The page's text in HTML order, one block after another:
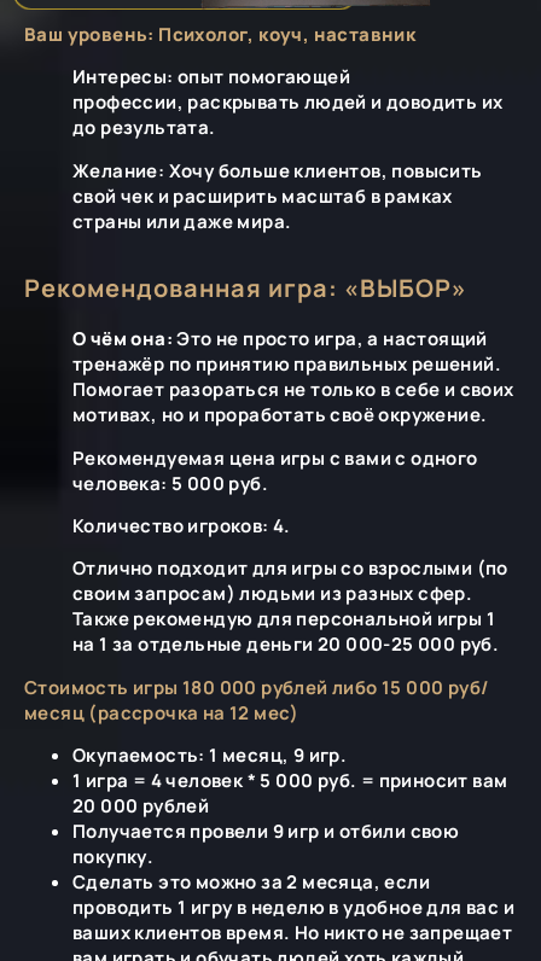
Ваш уровень: Психолог, коуч, наставник
Интересы: опыт помогающей
профессии, раскрывать людей и доводить их
до результата.
Желание: Хочу больше клиентов, повысить
свой чек и расширить масштаб в рамках
страны или даже мира.
Рекомендованная игра: «ВЫБОР»
О чём она:Это не просто игра, а настоящий
тренажёр по принятию правильных решений.
Помогает разораться не только в себе и своих
мотивах, но и проработать своё окружение.
Рекомендуемая цена игры с вами с одного
человека: 5 000 руб.
Количество игроков: 4.
Отлично подходит для игры со взрослыми (по
своим запросам) людьми из разных сфер.
Также рекомендую для персональной игры 1
на 1 за отдельные деньги 20 000-25 000 руб.
Стоимость игры 180 000 рублей либо 15 000 руб/
месяц (рассрочка на 12 мес)
Окупаемость: 1 месяц, 9 игр.
1 игра = 4 человек * 5 000 руб. = приносит вам
20 000 рублей
Получается провели 9 игр и отбили свою
покупку.
Сделать это можно за 2 месяца, если
проводить 1 игру в неделю в удобное для вас и
ваших клиентов время. Но никто не запрещает